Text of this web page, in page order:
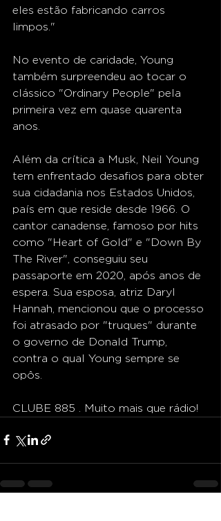
eles estão fabricando carros
limpos."
No evento de caridade, Young
também surpreendeu ao tocar o
clássico "Ordinary People" pela
primeira vez em quase quarenta
anos.
Além da crítica a Musk, Neil Young
tem enfrentado desafios para obter
sua cidadania nos Estados Unidos,
país em que reside desde 1966. O
cantor canadense, famoso por hits
como "Heart of Gold" e "Down By
The River", conseguiu seu
passaporte em 2020, após anos de
espera. Sua esposa, atriz Daryl
Hannah, mencionou que o processo
foi atrasado por "truques" durante
o governo de Donald Trump,
contra o qual Young sempre se
opôs.
CLUBE 885 . Muito mais que rádio!